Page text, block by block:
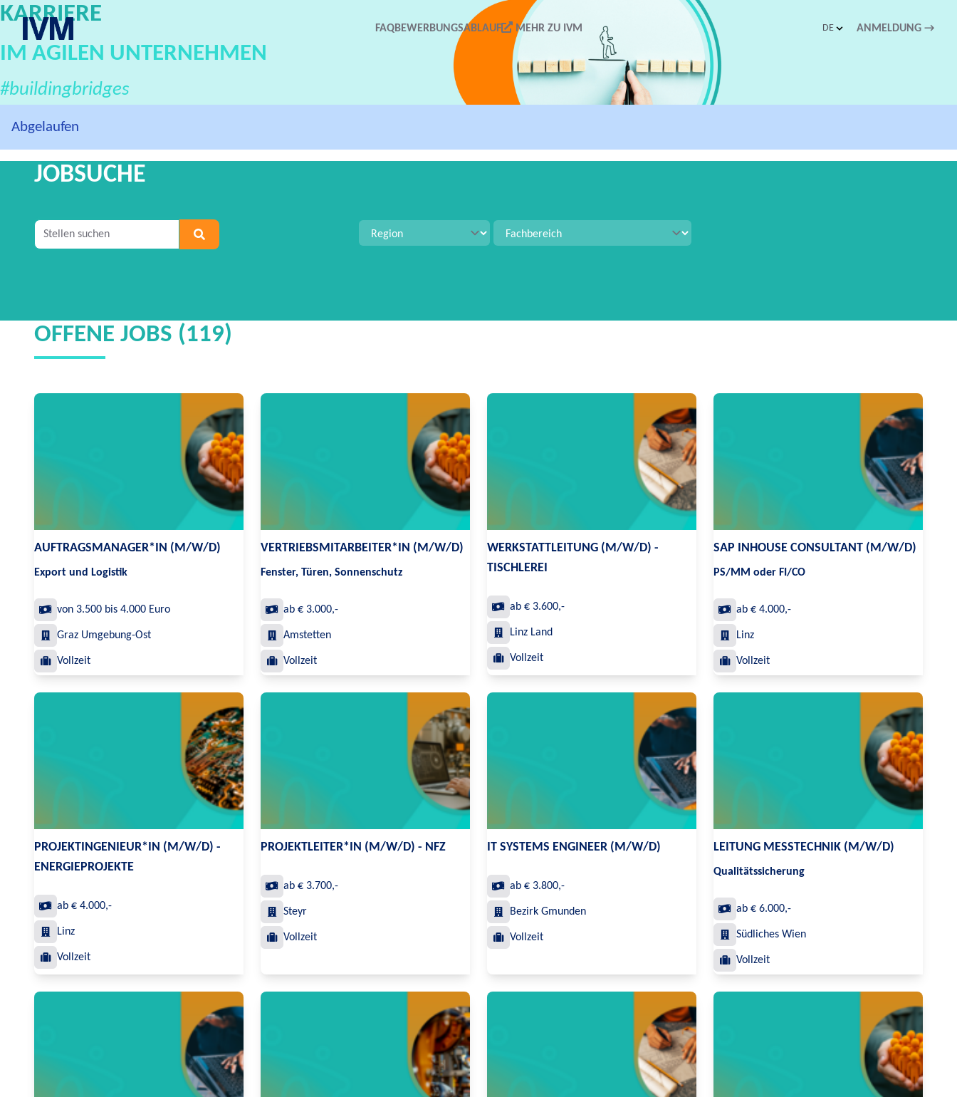
Abgelaufen
IVM Karriereportal FAQBEWERBUNGSABLAUF MEHR ZU IVM DE ANMELDUNG →
KARRIERE
IM AGILEN UNTERNEHMEN
#buildingbridges
Abgelaufen
JOBSUCHE
OFFENE JOBS (119)
AUFTRAGSMANAGER*IN (M/W/D)
Export und Logistik
von 3.500 bis 4.000 Euro
Graz Umgebung-Ost
Vollzeit
VERTRIEBSMITARBEITER*IN (M/W/D)
Fenster, Türen, Sonnenschutz
ab € 3.000,-
Amstetten
Vollzeit
WERKSTATTLEITUNG (M/W/D) -
TISCHLEREI
ab € 3.600,-
Linz Land
Vollzeit
SAP INHOUSE CONSULTANT (M/W/D)
PS/MM oder FI/CO
ab € 4.000,-
Linz
Vollzeit
PROJEKTINGENIEUR*IN (M/W/D) -
ENERGIEPROJEKTE
ab € 4.000,-
Linz
Vollzeit
PROJEKTLEITER*IN (M/W/D) - NFZ
ab € 3.700,-
Steyr
Vollzeit
IT SYSTEMS ENGINEER (M/W/D)
ab € 3.800,-
Bezirk Gmunden
Vollzeit
LEITUNG MESSTECHNIK (M/W/D)
Qualitätssicherung
ab € 6.000,-
Südliches Wien
Vollzeit